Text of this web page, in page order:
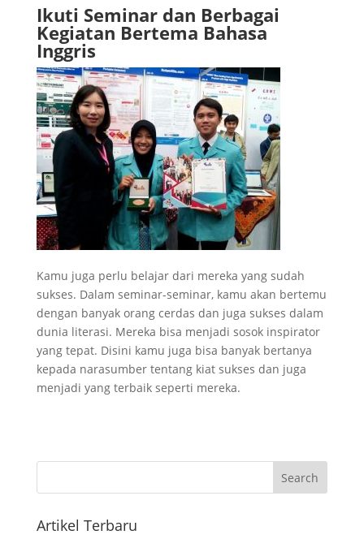
Ikuti Seminar dan Berbagai
Kegiatan Bertema Bahasa
Inggris
Kamu juga perlu belajar dari mereka yang sudah
sukses. Dalam seminar-seminar, kamu akan bertemu
dengan banyak orang cerdas dan juga sukses dalam
dunia literasi. Mereka bisa menjadi sosok inspirator
yang tepat. Disini kamu juga bisa banyak bertanya
kepada narasumber tentang kiat sukses dan juga
menjadi yang terbaik seperti mereka.
Artikel Terbaru